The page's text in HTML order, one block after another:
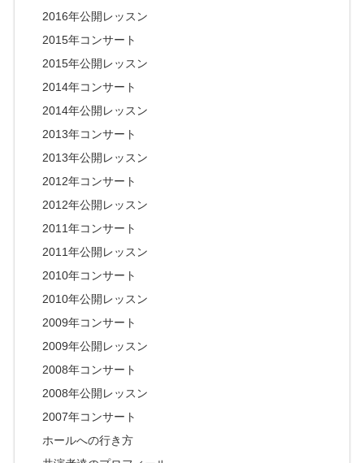
2016年公開レッスン
2015年コンサート
2015年公開レッスン
2014年コンサート
2014年公開レッスン
2013年コンサート
2013年公開レッスン
2012年コンサート
2012年公開レッスン
2011年コンサート
2011年公開レッスン
2010年コンサート
2010年公開レッスン
2009年コンサート
2009年公開レッスン
2008年コンサート
2008年公開レッスン
2007年コンサート
ホールへの行き方